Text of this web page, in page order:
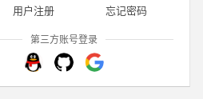
用户注册 忘记密码
第三方账号登录